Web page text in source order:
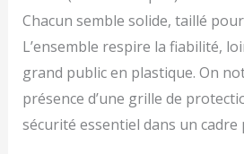
Chacun semble solide, taillé
L’ensemble respire la fiabilité,
grand public en plastique. On
présence d’une grille de
sécurité essentiel dans un